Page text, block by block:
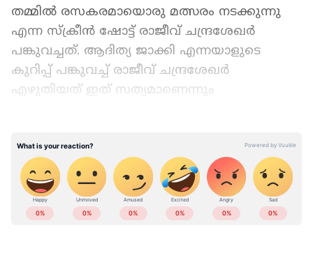
തമ്മിൽ രസകരമായൊരു മത്സരം നടക്കുന്നു
എന്ന സ്ക്രീൻ ഷോട്ട് രാജീവ് ചന്ദ്രശേഖർ
പങ്കുവച്ചത്. ആദിത്യ ജാക്കി എന്നയാളുടെ
കുറിപ്പ് പങ്കുവച്ച് രാജീവ് ചന്ദ്രശേഖർ
എഴുതിയത് ഇത് സത്യമാണെന്നും
വിഷയത്തിൽ തന്‍റെ പ്രതികരണം എന്നുമാണ്.
Add Asianetnews as a Preferred
Source